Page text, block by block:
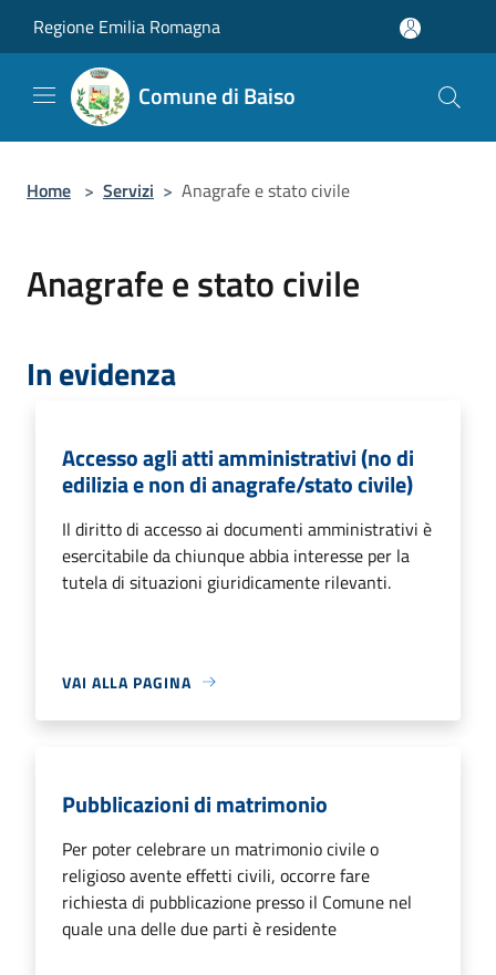
Regione Emilia Romagna
Comune di Baiso
Home > Servizi > Anagrafe e stato civile
Anagrafe e stato civile
In evidenza
Accesso agli atti amministrativi (no di
edilizia e non di anagrafe/stato civile)
Il diritto di accesso ai documenti amministrativi è
esercitabile da chiunque abbia interesse per la
tutela di situazioni giuridicamente rilevanti.
VAI ALLA PAGINA
Pubblicazioni di matrimonio
Per poter celebrare un matrimonio civile o
religioso avente effetti civili, occorre fare
richiesta di pubblicazione presso il Comune nel
quale una delle due parti è residente